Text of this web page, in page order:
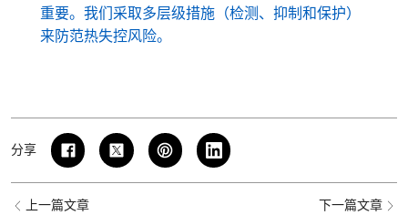
重要。我们采取多层级措施（检测、抑制和保护）
来防范热失控风险。
分享
上一篇文章 下一篇文章